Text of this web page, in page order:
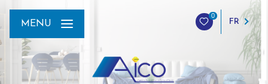
0
FR
MENU